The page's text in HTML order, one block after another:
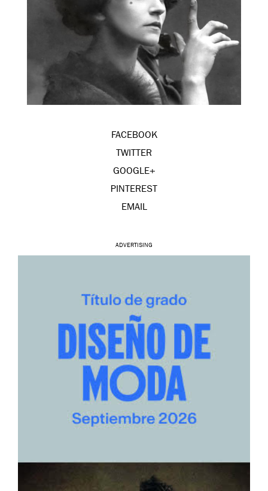
FACEBOOK
TWITTER
GOOGLE+
PINTEREST
EMAIL
ADVERTISING